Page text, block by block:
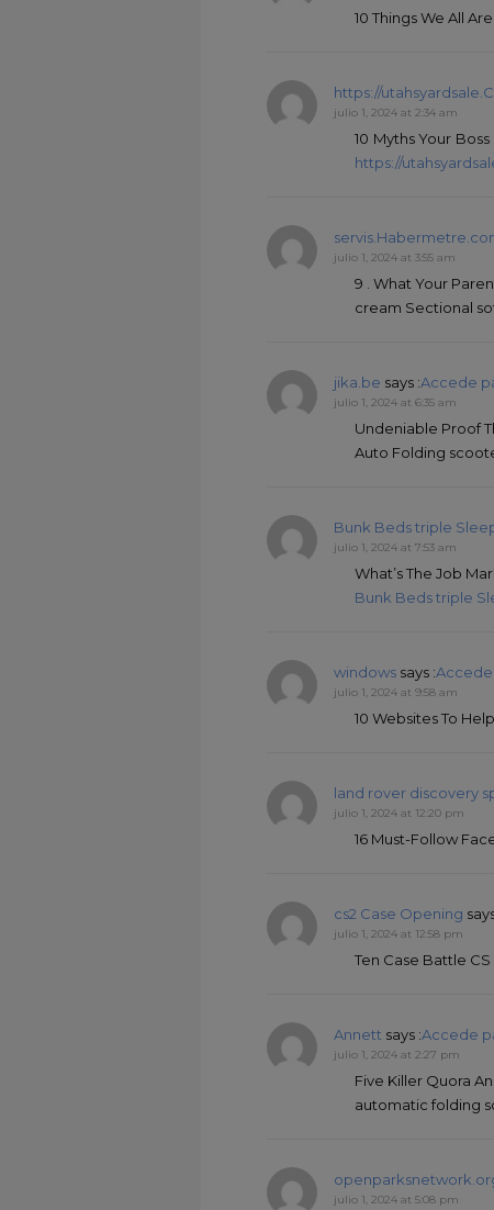
10 Things We All
https://
julio 1, 2024 at 2:34 am
10 Myths Your
https://
julio 1, 2024 at 3:55 am
9 . What Your
cream Sectional
jika.be says :Accede
julio 1, 2024 at 6:35 am
Undeniable Proof
Auto Folding
Bunk Beds triple
julio 1, 2024 at 7:53 am
What’s The Job
Bunk Beds triple
windows says :
julio 1, 2024 at 9:58 am
10 Websites To
land rover discovery
julio 1, 2024 at 12:20 pm
16 Must-Follow
cs2 Case Opening
julio 1, 2024 at 12:58 pm
Ten Case Battle
Annett says :Accede
julio 1, 2024 at 2:27 pm
Five Killer Quora
automatic folding
julio 1, 2024 at 5:08 pm